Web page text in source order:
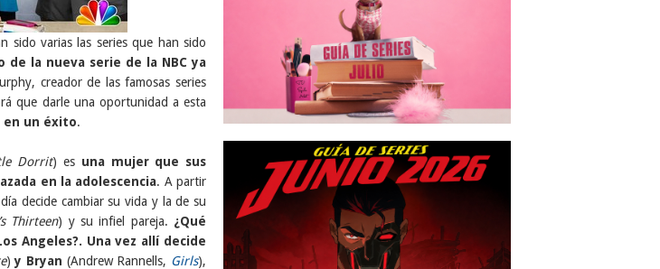
sido varias las series que han sido
la nueva serie de la NBC ya
creador de las famosas series
que darle una oportunidad a esta
en un éxito.
Dorrit) es una mujer que sus
en la adolescencia. A partir
decide cambiar su vida y la de su
Thirteen) y su infiel pareja. ¿Qué
Angeles?. Una vez allí decide
)y Bryan (Andrew Rannells, Girls),